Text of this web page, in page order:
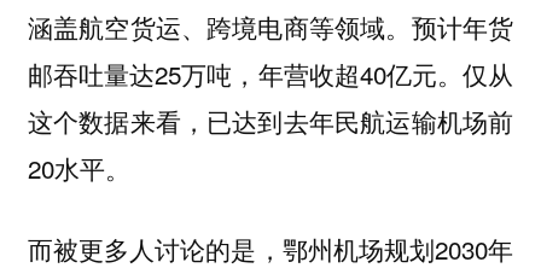
涵盖航空货运、跨境电商等领域。预计年货
邮吞吐量达25万吨，年营收超40亿元。仅从
这个数据来看，已达到去年民航运输机场前
20水平。
而被更多人讨论的是，鄂州机场规划2030年